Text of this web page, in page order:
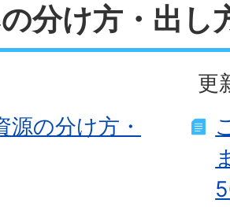
分け方・出し
更
源の分け方・